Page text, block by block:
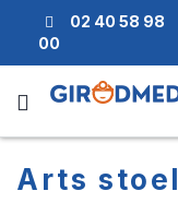
02 40 58 98
00
Arts stoel